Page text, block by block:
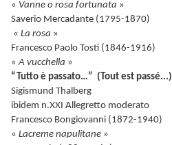
« Vanne o rosa fortunata »
Saverio Mercadante (1795-1870)
« La rosa »
Francesco Paolo Tosti (1846-1916)
«A vucchella »
“Tutto è passato…” (Tout est passé...)
Sigismund Thalberg
ibidem n.XXI Allegretto moderato
Francesco Bongiovanni (1872-1940)
« Lacreme napulitane »